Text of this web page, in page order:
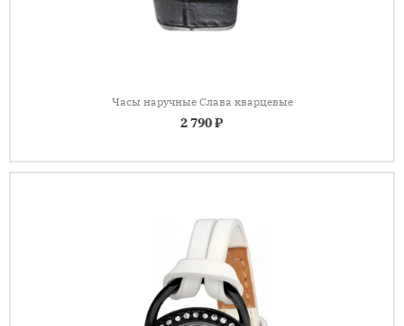
Часы наручные Слава кварцевые
2 790 ₽